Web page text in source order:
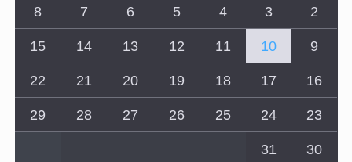
2
3
4
5
6
7
8
9
10
11
12
13
14
15
16
17
18
19
20
21
22
23
24
25
26
27
28
29
30
31